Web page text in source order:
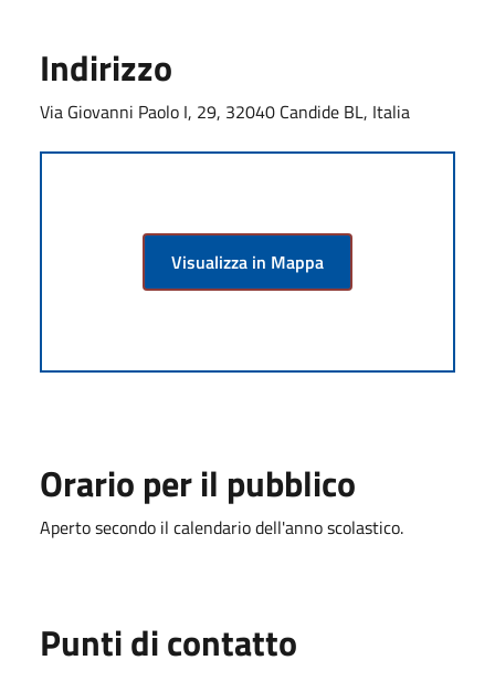
Indirizzo
Via Giovanni Paolo I, 29, 32040 Candide BL, Italia
Visualizza in Mappa
Orario per il pubblico
Aperto secondo il calendario dell'anno scolastico.
Punti di contatto